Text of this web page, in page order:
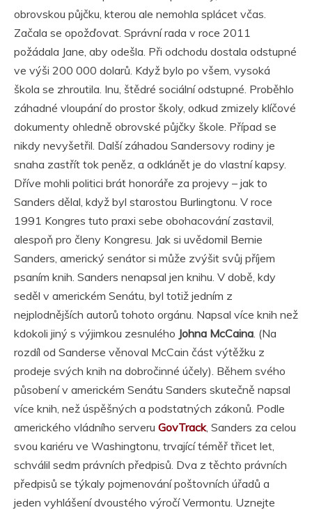
obrovskou půjčku, kterou ale nemohla splácet včas.
Začala se opožďovat. Správní rada v roce 2011
požádala Jane, aby odešla. Při odchodu dostala odstupné
ve výši 200 000 dolarů. Když bylo po všem, vysoká
škola se zhroutila. Inu, štědré sociální odstupné. Proběhlo
záhadné vloupání do prostor školy, odkud zmizely klíčové
dokumenty ohledně obrovské půjčky škole. Případ se
nikdy nevyšetřil. Další záhadou Sandersovy rodiny je
snaha zastřít tok peněz, a odklánět je do vlastní kapsy.
Dříve mohli politici brát honoráře za projevy – jak to
Sanders dělal, když byl starostou Burlingtonu. V roce
1991 Kongres tuto praxi sebe obohacování zastavil,
alespoň pro členy Kongresu. Jak si uvědomil Bernie
Sanders, americký senátor si může zvýšit svůj příjem
psaním knih. Sanders nenapsal jen knihu. V době, kdy
seděl v americkém Senátu, byl totiž jedním z
nejplodnějších autorů tohoto orgánu. Napsal více knih než
kdokoli jiný s výjimkou zesnulého Johna McCaina . (Na
rozdíl od Sanderse věnoval McCain část výtěžku z
prodeje svých knih na dobročinné účely). Během svého
působení v americkém Senátu Sanders skutečně napsal
více knih, než úspěšných a podstatných zákonů. Podle
amerického vládního serveru GovTrack, Sanders za celou
svou kariéru ve Washingtonu, trvající téměř třicet let,
schválil sedm právních předpisů. Dva z těchto právních
předpisů se týkaly pojmenování poštovních úřadů a
jeden vyhlášení dvoustého výročí Vermontu. Uznejte